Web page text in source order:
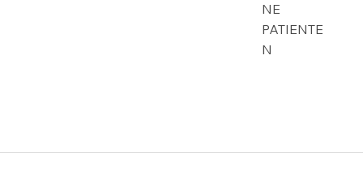
NE
PATIENTE
N